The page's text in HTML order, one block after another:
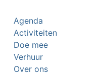
Agenda
Activiteiten
Doe mee
Verhuur
Over ons